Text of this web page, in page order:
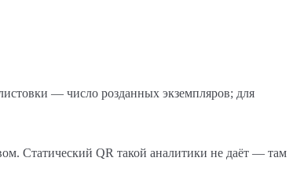
— число розданных экземпляров; для
Статический QR такой аналитики не даёт — там